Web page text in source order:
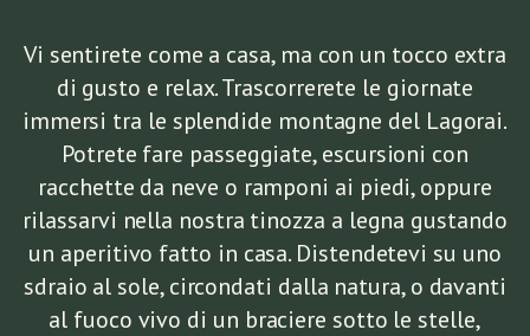
Vi sentirete come a casa, ma con un tocco extra
di gusto e relax. Trascorrerete le giornate
immersi tra le splendide montagne del Lagorai.
Potrete fare passeggiate, escursioni con
racchette da neve o ramponi ai piedi, oppure
rilassarvi nella nostra tinozza a legna gustando
un aperitivo fatto in casa. Distendetevi su uno
sdraio al sole, circondati dalla natura, o davanti
al fuoco vivo di un braciere sotto le stelle,